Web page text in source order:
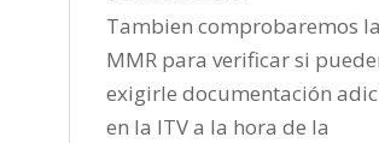
Tambien comprobaremos la
MMR para verificar si
exigirle documentación
en la ITV a la hora de la